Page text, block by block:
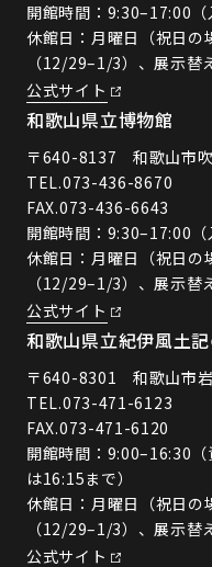
開館時間：9:30–17:00（
休館日：月曜日（祝日の
（12/29–1/3）、展示替
公式サイト
和歌山県立博物館
〒640-8137 和歌山市
TEL.073-436-8670
FAX.073-436-6643
開館時間：9:30–17:00（
休館日：月曜日（祝日の
（12/29–1/3）、展示替
公式サイト
和歌山県立紀伊風土
〒640-8301 和歌山市
TEL.073-471-6123
FAX.073-471-6120
開館時間：9:00–16:30
は16:15まで）
休館日：月曜日（祝日の
（12/29–1/3）、展示替
公式サイト